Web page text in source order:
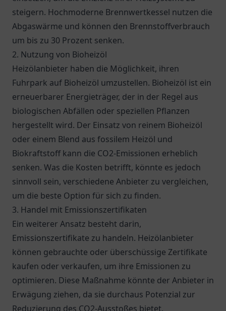
steigern. Hochmoderne Brennwertkessel nutzen die
Abgaswärme und können den Brennstoffverbrauch
um bis zu 30 Prozent senken.
2. Nutzung von Bioheizöl
Heizölanbieter haben die Möglichkeit, ihren
Fuhrpark auf Bioheizöl umzustellen. Bioheizöl ist ein
erneuerbarer Energieträger, der in der Regel aus
biologischen Abfällen oder speziellen Pflanzen
hergestellt wird. Der Einsatz von reinem Bioheizöl
oder einem Blend aus fossilem Heizöl und
Biokraftstoff kann die CO2-Emissionen erheblich
senken. Was die Kosten betrifft, könnte es jedoch
sinnvoll sein, verschiedene Anbieter zu vergleichen,
um die beste Option für sich zu finden.
3. Handel mit Emissionszertifikaten
Ein weiterer Ansatz besteht darin,
Emissionszertifikate zu handeln. Heizölanbieter
können gebrauchte oder überschüssige Zertifikate
kaufen oder verkaufen, um ihre Emissionen zu
optimieren. Diese Maßnahme könnte der Anbieter in
Erwägung ziehen, da sie durchaus Potenzial zur
Reduzierung des CO2-Ausstoßes bietet.